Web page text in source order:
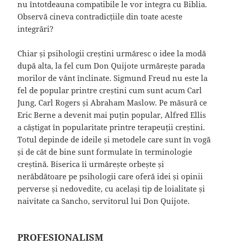
nu întotdeauna compatibile le vor integra cu Biblia.
Observă cineva contradicțiile din toate aceste
integrări?
Chiar și psihologii creștini urmăresc o idee la modă
după alta, la fel cum Don Quijote urmărește parada
morilor de vânt înclinate. Sigmund Freud nu este la
fel de popular printre creștini cum sunt acum Carl
Jung, Carl Rogers și Abraham Maslow. Pe măsură ce
Eric Berne a devenit mai puțin popular, Alfred Ellis
a câștigat în popularitate printre terapeuții creștini.
Totul depinde de ideile și metodele care sunt în vogă
și de cât de bine sunt formulate în terminologie
creștină. Biserica îi urmărește orbește și
nerăbdătoare pe psihologii care oferă idei și opinii
perverse și nedovedite, cu același tip de loialitate și
naivitate ca Sancho, servitorul lui Don Quijote.
PROFESIONALISM